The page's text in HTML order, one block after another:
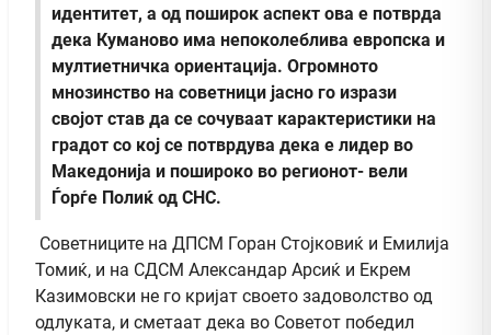
идентитет, а од поширок аспект ова е потврда
дека Куманово има непоколеблива европска и
мултиетничка ориентација. Огромното
мнозинство на советници јасно го изрази
својот став да се сочуваат карактеристики на
градот со кој се потврдува дека е лидер во
Македонија и пошироко во регионот- вели
Ѓорѓе Полиќ од СНС.
Советниците на ДПСМ Горан Стојковиќ и Емилија
Томиќ, и на СДСМ Александар Арсиќ и Екрем
Казимовски не го кријат своето задоволство од
одлуката, и сметаат дека во Советот победил